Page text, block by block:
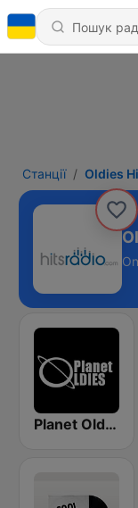
Станції Oldies
Planet Oldies Radio